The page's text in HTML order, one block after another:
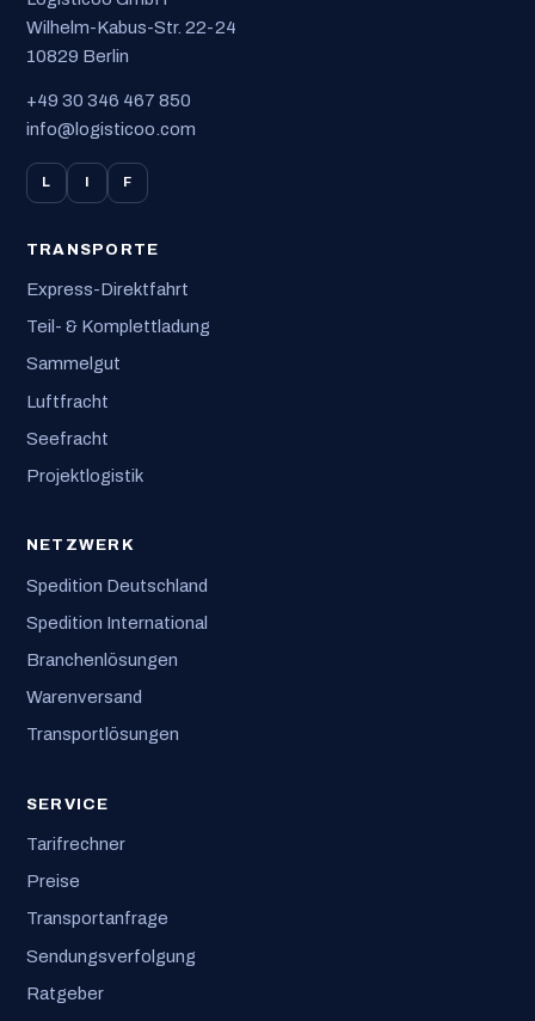
Wilhelm-Kabus-Str. 22-24
10829 Berlin
+49 30 346 467 850
info@logisticoo.com
L F
TRANSPORTE
Express-Direktfahrt
Teil- & Komplettladung
Sammelgut
Luftfracht
Seefracht
Projektlogistik
NETZWERK
Spedition Deutschland
Spedition International
Branchenlösungen
Warenversand
Transportlösungen
SERVICE
Tarifrechner
Preise
Transportanfrage
Sendungsverfolgung
Ratgeber